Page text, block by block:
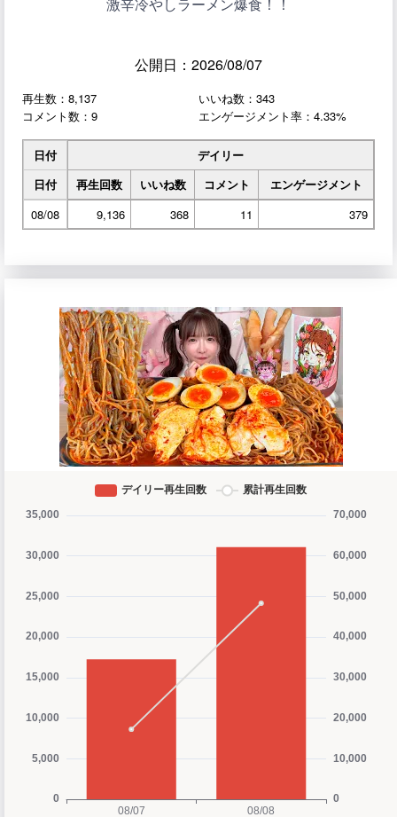
激辛冷やしラーメン爆食！！
公開日：2026/08/07
再生数：8,137
いいね数：343
コメント数：9
エンゲージメント率：4.33%
日付
デイリー
日付
再生回数 いいね数 コメント
エンゲージメント
08/08
9,136 368 11 379